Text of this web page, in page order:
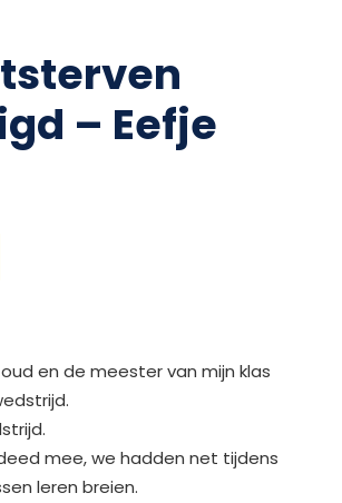
– Eefje
oud en de meester van mijn klas
mee, we hadden net tijdens
leren breien.